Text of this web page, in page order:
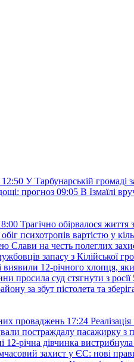
12:50 У Тарбунарській громаді
прогноз 09:05 В Ізмаїлі
Трагічно обірвалося життя
психотропів вартістю у
Слави на честь полеглих
запасу з Кілійської
виявили 12-річного хлопця,
просила суд стягнути з
за збут пістолета та
проваджень 17:24
постраждалу пасажирку з
річна дівчинка
захист у ЄС: нові